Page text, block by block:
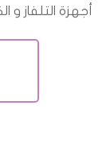
أجهزة التلفاز و